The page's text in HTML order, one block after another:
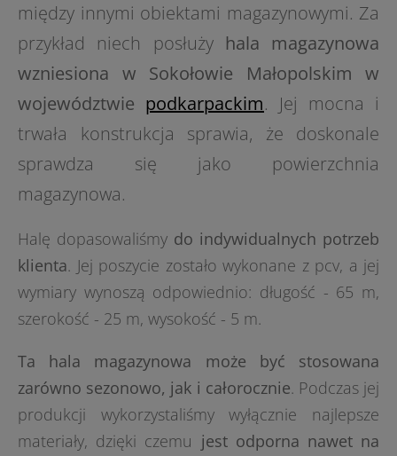
między innymi obiektami magazynowymi. Za
przykład niech posłuży hala magazynowa
wzniesiona w Sokołowie Małopolskim w
województwie podkarpackim. Jej mocna i
trwała konstrukcja sprawia, że doskonale
sprawdza się jako powierzchnia
magazynowa.
Halę dopasowaliśmy do indywidualnych potrzeb
klienta. Jej poszycie zostało wykonane z pcv, a jej
wymiary wynoszą odpowiednio: długość - 65 m,
szerokość - 25 m, wysokość - 5 m.
Ta hala magazynowa może być stosowana
zarówno sezonowo, jak i całorocznie. Podczas jej
produkcji wykorzystaliśmy wyłącznie najlepsze
materiały, dzięki czemu jest odporna nawet na